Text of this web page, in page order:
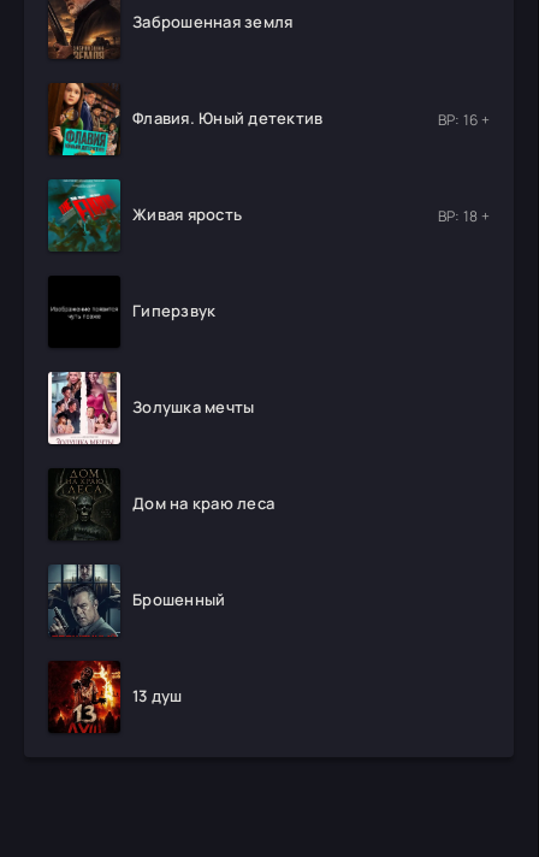
Заброшенная земля
Флавия. Юный детектив ВР: 16 +
Живая ярость ВР: 18 +
Гиперзвук
Золушка мечты
Дом на краю леса
Брошенный
13 душ